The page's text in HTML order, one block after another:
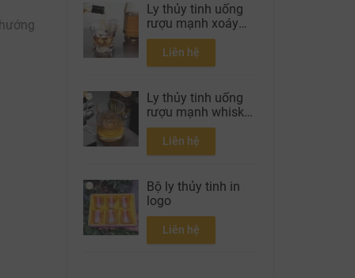
Ly thủy tinh uống
rượu mạnh xoáy
300ml
Liên hệ
Ly thủy tinh uống
rượu mạnh whisky
300ml
Liên hệ
Bộ ly thủy tinh in
logo
Liên hệ